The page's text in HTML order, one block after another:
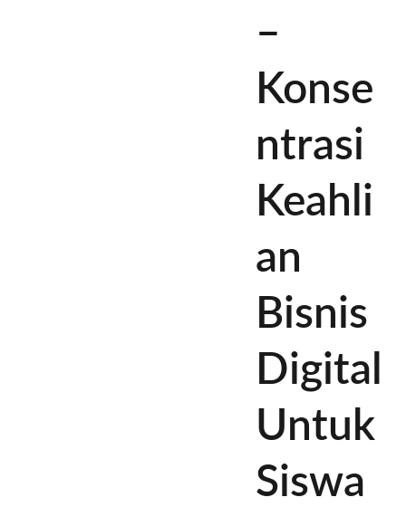
–
Konse
ntrasi
Keahli
an
Bisnis
Digital
Untuk
Siswa